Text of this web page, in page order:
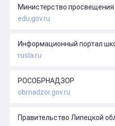
Министерство
edu.gov.ru
Информационный портал
rusla.ru
РОСОБРНАДЗОР
obrnadzor.gov.ru
Правительство Липецкой